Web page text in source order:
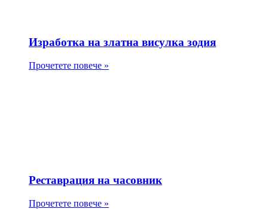
Изработка на златна висулка зодия
Прочетете повече »
Реставрация на часовник
Прочетете повече »